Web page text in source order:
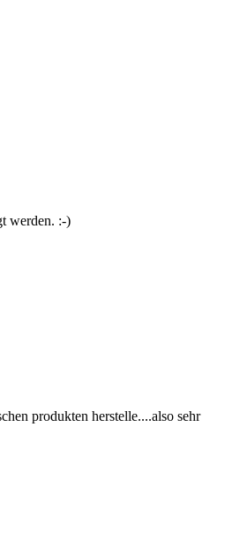
werden. :-)
produkten herstelle....also sehr